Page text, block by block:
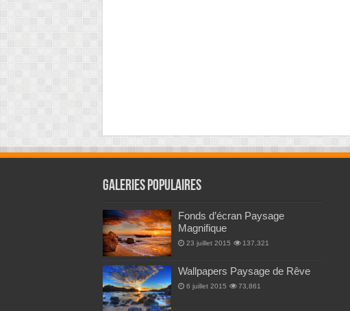
Galeries Populaires
Fonds d’écran Paysage
Magnifique
23 juillet 2015 137,321
Wallpapers Paysage de Rêve
6 juillet 2015 73,861